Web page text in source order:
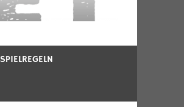
SPIELREGELN